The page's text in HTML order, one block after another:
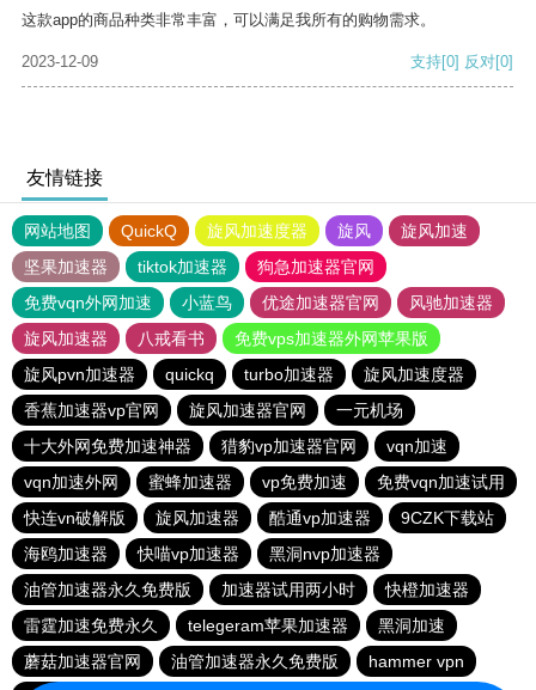
这款app的商品种类非常丰富，可以满足我所有的购物需求。
2023-12-09 支持[0] 反对[0]
友情链接
网站地图 QuickQ 旋风加速度器 旋风
旋风加速
坚果加速器
tiktok加速器
狗急加速器官网
免费vqn外网加速
小蓝鸟 优途加速器官网
风驰加速器
旋风加速器
八戒看书
免费vps加速器外网苹果版
旋风pvn加速器
quickq turbo加速器
旋风加速度器
香蕉加速器vp官网
旋风加速器官网
一元机场
十大外网免费加速神器
猎豹vp加速器官网
vqn加速
vqn加速外网
蜜蜂加速器 vp免费加速
免费vqn加速试用
快连vn破解版
旋风加速器 酷通vp加速器
9CZK下载站
海鸥加速器
快喵vp加速器
黑洞nvp加速器
油管加速器永久免费版
加速器试用两小时
快橙加速器
雷霆加速免费永久
telegeram苹果加速器
黑洞加速
蘑菇加速器官网
油管加速器永久免费版
hammer vpn